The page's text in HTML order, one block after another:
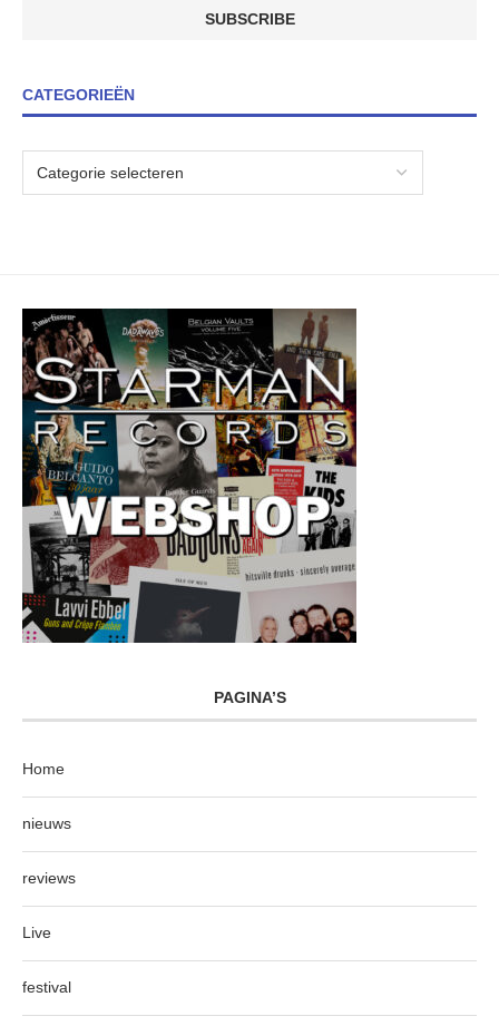
CATEGORIEËN
PAGINA’S
Home
nieuws
reviews
Live
festival